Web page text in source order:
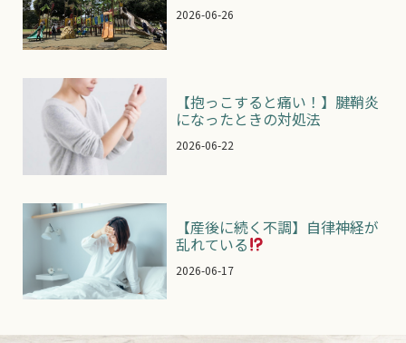
2026-06-26
【抱っこすると痛い！】腱鞘炎
になったときの対処法
2026-06-22
【産後に続く不調】自律神経が
乱れている
2026-06-17